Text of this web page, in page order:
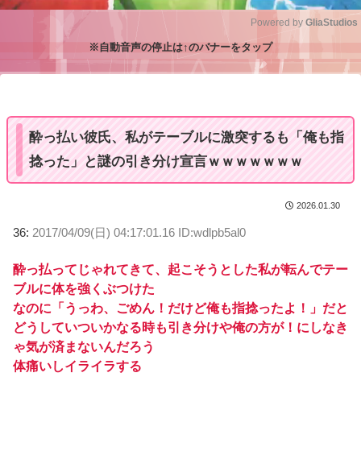
u
Powered by GliaStudios
※自動音声の停止は↑のバナーをタップ
酔っ払い彼氏、私がテーブルに激突するも「俺も指
捻った」と謎の引き分け宣言ｗｗｗｗｗｗｗ
2026.01.30
36: 2017/04/09(日) 04:17:01.16 ID:wdlpb5al0
酔っ払ってじゃれてきて、起こそうとした私が転んでテー
ブルに体を強くぶつけた
なのに「うっわ、ごめん！だけど俺も指捻ったよ！」だと
どうしていついかなる時も引き分けや俺の方が！にしなき
ゃ気が済まないんだろう
体痛いしイライラする